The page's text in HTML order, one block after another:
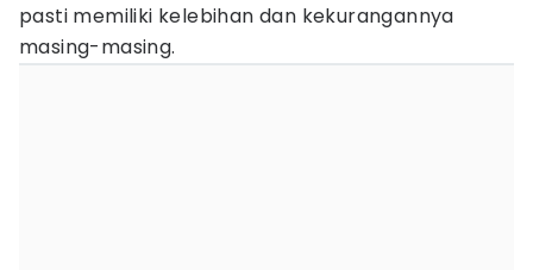
pasti memiliki kelebihan dan kekurangannya
masing-masing.